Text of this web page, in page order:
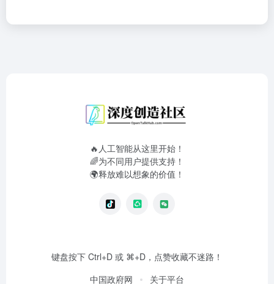
🔥人工智能从这里开始！
🌈为不同用户提供支持！
🌍释放难以想象的价值！
键盘按下 Ctrl+D 或 ⌘+D，点赞收藏不迷路！
中国政府网
关于平台